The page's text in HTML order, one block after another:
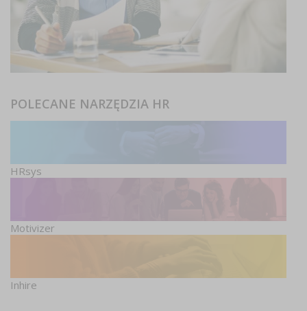
POLECANE NARZĘDZIA HR
HRsys
Motivizer
Inhire